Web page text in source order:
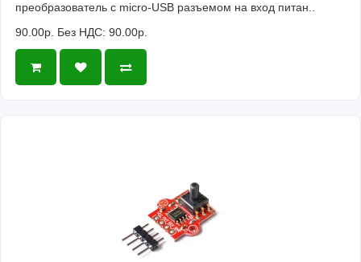
преобразователь c micro-USB разъемом на вход питан..
90.00р. Без НДС: 90.00р.